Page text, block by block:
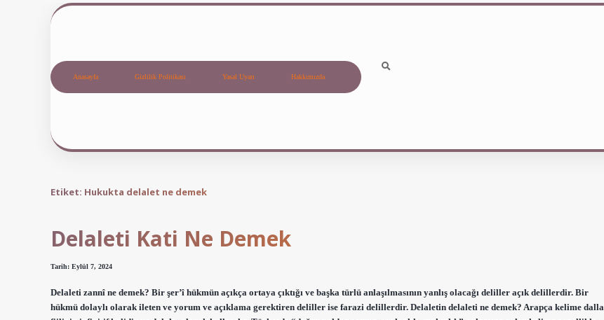
Anasayfa Gizlilik Politikası Yasal Uyarı Hakkımızda
Etiket: Hukukta delalet ne demek
Delaleti Kati Ne Demek
Tarih: Eylül 7, 2024
Delaleti zannî ne demek? Bir şer’î hükmün açıkça ortaya çıktığı ve başka türlü anlaşılmasının yanlış olacağı deliller açık delillerdir. Bir
hükmü dolaylı olarak ileten ve yorum ve açıklama gerektiren deliller ise farazi delillerdir. Delaletin delaleti ne demek? Arapça kelime dalla